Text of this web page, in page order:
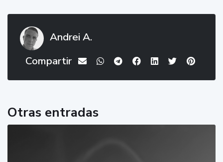
Andrei A.
Compartir
Otras entradas